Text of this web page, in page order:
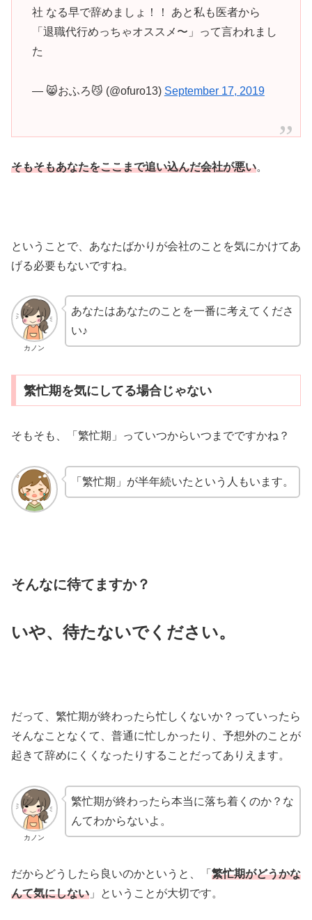
社 なる早で辞めましょ！！ あと私も医者から
「退職代行めっちゃオススメ〜」って言われまし
た
— 😸おふろ😼 (@ofuro13) September 17, 2019
そもそもあなたをここまで追い込んだ会社が悪い。
ということで、あなたばかりが会社のことを気にかけてあ
げる必要もないですね。
カノン
あなたはあなたのことを一番に考えてくださ
い♪
繁忙期を気にしてる場合じゃない
そもそも、「繁忙期」っていつからいつまでですかね？
「繁忙期」が半年続いたという人もいます。
そんなに待てますか？
いや、待たないでください。
だって、繁忙期が終わったら忙しくないか？っていったら
そんなことなくて、普通に忙しかったり、予想外のことが
起きて辞めにくくなったりすることだってありえます。
カノン
繁忙期が終わったら本当に落ち着くのか？な
んてわからないよ。
だからどうしたら良いのかというと、「 繁忙期がどうかな
んて気にしない 」ということが大切です。